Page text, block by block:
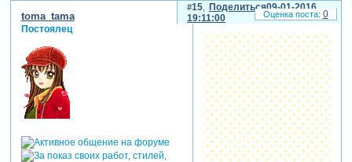
Поделиться
15
09-01-2016
19:11:00
toma_tama
Постоялец
0